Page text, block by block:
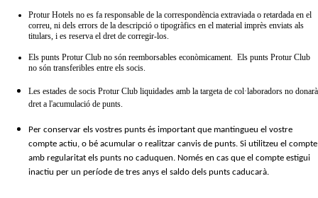
Protur Hotels no es fa responsable de la correspondència extraviada o retardada en el
correu, ni dels errors de la descripció o tipogràfics en el material imprès enviats als
titulars, i es reserva el dret de corregir-los.
Els punts Protur Club no són reemborsables econòmicament. Els punts Protur Club
no són transferibles entre els socis.
Les estades de socis Protur Club liquidades amb la targeta de col·laboradors no donarà
dret a l'acumulació de punts.
Per conservar els vostres punts és important que mantingueu el vostre
compte actiu, o bé acumular o realitzar canvis de punts. Si utilitzeu el compte
amb regularitat els punts no caduquen. Només en cas que el compte estigui
inactiu per un període de tres anys el saldo dels punts caducarà.